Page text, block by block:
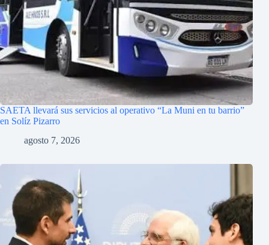
SAETA llevará sus servicios al operativo “La Muni en tu barrio”
en Solíz Pizarro
agosto 7, 2026